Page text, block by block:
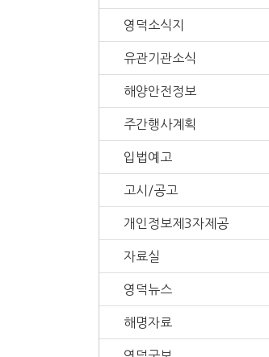
영덕소식지
유관기관소식
해양안전정보
주간행사계획
입법예고
고시/공고
개인정보제3자제공
자료실
영덕뉴스
해명자료